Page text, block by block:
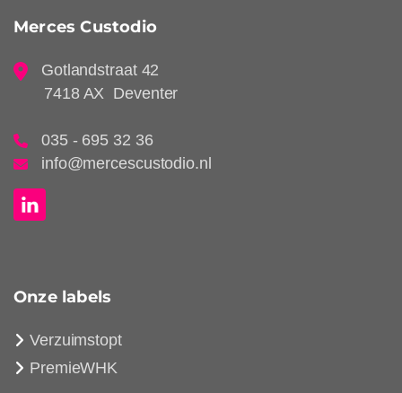
Merces Custodio
Gotlandstraat 42
7418 AX Deventer
035 - 695 32 36
info@mercescustodio.nl
Onze labels
Verzuimstopt
PremieWHK